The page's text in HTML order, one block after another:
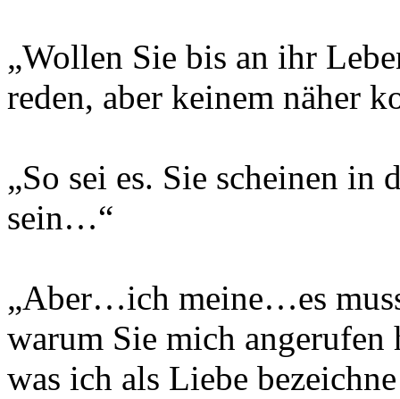
„Wollen Sie bis an ihr
reden, aber keinem näher
„So sei es. Sie scheinen in
sein…“
„Aber…ich meine…es
warum Sie mich
was ich als Liebe